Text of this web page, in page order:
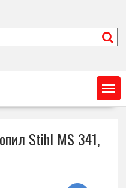
Stihl MS 341,